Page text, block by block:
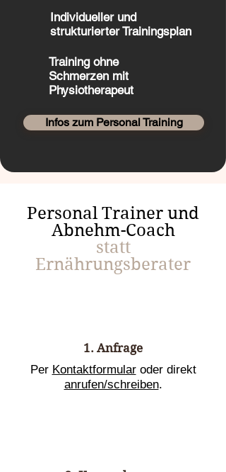
Individueller und
strukturierter Trainingsplan
Training ohne
Schmerzen mit
Physiotherapeut
Infos zum Personal Training
Personal Trainer und
Abnehm-Coach
statt
Ernährungsberater
1. Anfrage
Per Kontaktformularoder direkt
anrufen/schreiben.